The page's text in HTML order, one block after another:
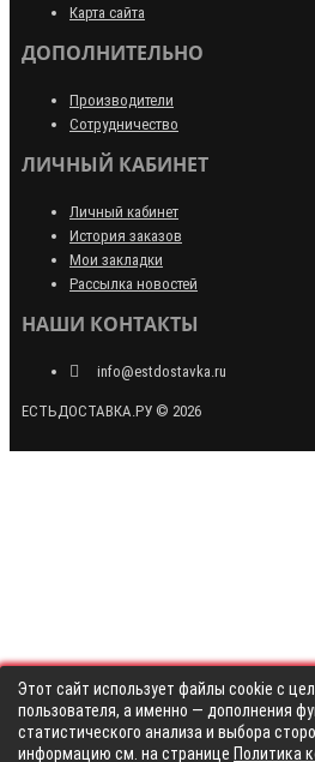
Карта сайта
ДОПОЛНИТЕЛЬНО
Производители
Сотрудничество
ЛИЧНЫЙ КАБИНЕТ
Личный кабинет
История заказов
Мои закладки
Рассылка новостей
НАШИ КОНТАКТЫ
info@estdostavka.ru
ЕСТЬДОСТАВКА.РУ © 2026
Этот сайт использует файлы cookie с
пользователя, а именно — дополнения
статистического анализа и выбора
информацию см. на странице Политика